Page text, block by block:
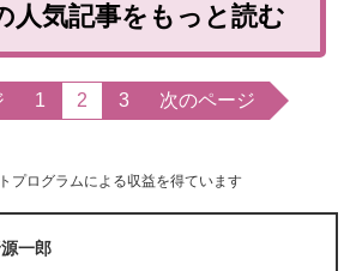
人気記事をもっと読む
1 2 3 次のページ
プログラムによる収益を得ています
一郎